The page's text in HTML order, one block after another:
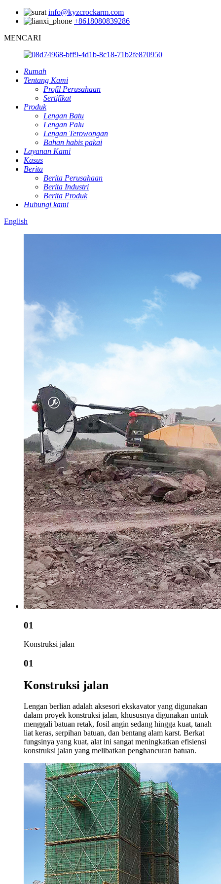
info@kyzcrockarm.com
+8618080839286
MENCARI
Rumah
Tentang Kami
Profil Perusahaan
Sertifikat
Produk
Lengan Batu
Lengan Palu
Lengan Terowongan
Bahan habis pakai
Layanan Kami
Kasus
Berita
Berita Perusahaan
Berita Industri
Berita Produk
Hubungi kami
English
01
Konstruksi jalan
01
Konstruksi jalan
Lengan berlian adalah aksesori ekskavator yang digunakan
dalam proyek konstruksi jalan, khususnya digunakan untuk
menggali batuan retak, fosil angin sedang hingga kuat, tanah
liat keras, serpihan batuan, dan bentang alam karst. Berkat
fungsinya yang kuat, alat ini sangat meningkatkan efisiensi
konstruksi jalan yang melibatkan penghancuran batuan.